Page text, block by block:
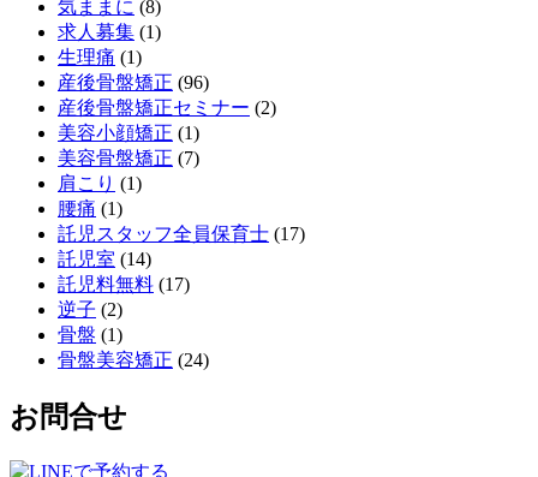
気ままに (8)
求人募集 (1)
生理痛 (1)
産後骨盤矯正 (96)
産後骨盤矯正セミナー (2)
美容小顔矯正 (1)
美容骨盤矯正 (7)
肩こり (1)
腰痛 (1)
託児スタッフ全員保育士 (17)
託児室 (14)
託児料無料 (17)
逆子 (2)
骨盤 (1)
骨盤美容矯正 (24)
お問合せ